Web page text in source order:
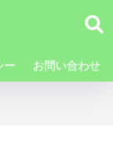
ー お問い合わせ